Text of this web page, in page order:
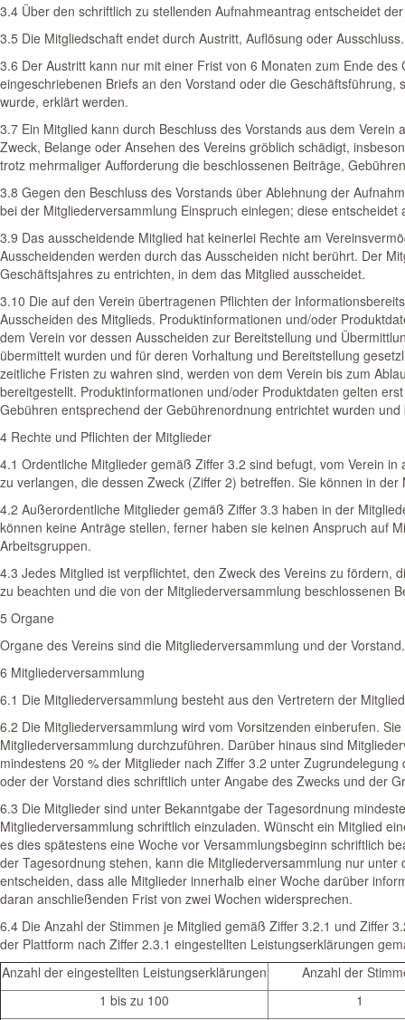
3.4 Über den schriftlich zu stellenden Aufnahmeantrag entscheidet
3.5 Die Mitgliedschaft endet durch Austritt, Auflösung oder Ausschluss.
3.6 Der Austritt kann nur mit einer Frist von 6 Monaten zum Ende des
eingeschriebenen Briefs an den Vorstand oder die Geschäftsführung,
wurde, erklärt werden.
3.7 Ein Mitglied kann durch Beschluss des Vorstands aus dem Verein
Zweck, Belange oder Ansehen des Vereins gröblich schädigt,
trotz mehrmaliger Aufforderung die be­schlossenen Beiträge,
3.8 Gegen den Beschluss des Vorstands über Ablehnung der
bei der Mitgliederversammlung Einspruch einlegen; diese ent­scheidet
3.9 Das ausscheidende Mitglied hat keinerlei Rechte am
Ausscheidenden werden durch das Ausscheiden nicht berührt. Der
Geschäftsjahres zu entrichten, in dem das Mitglied ausscheidet.
3.10 Die auf den Verein übertragenen Pflichten der
Ausscheiden des Mitglieds. Produktinformationen und/oder
dem Verein vor dessen Ausscheiden zur Bereitstellung und
übermittelt wurden und für deren Vorhaltung und Bereitstellung
zeitliche Fristen zu wahren sind, werden von dem Verein bis zum
bereitgestellt. Produktinformationen und/oder Produktdaten gelten
Gebühren entsprechend der Gebührenordnung entrichtet wurden
4 Rechte und Pflichten der Mitglieder
4.1 Ordentliche Mitglieder gemäß Ziffer 3.2 sind befugt, vom Verein
zu verlangen, die dessen Zweck (Ziffer 2) betreffen. Sie können in
4.2 Außerordentliche Mitglieder gemäß Ziffer 3.3 haben in der
können keine Anträge stellen, ferner haben sie keinen Anspruch auf
Arbeitsgruppen.
4.3 Jedes Mitglied ist verpflichtet, den Zweck des Vereins zu fördern,
zu beachten und die von der Mitgliederversammlung beschlossenen
5 Organe
Organe des Vereins sind die Mitgliederversammlung und der Vorstand.
6 Mitgliederversammlung
6.1 Die Mitgliederversammlung besteht aus den Vertretern der
6.2 Die Mitgliederversammlung wird vom Vorsitzenden einberufen.
Mitgliederversammlung durchzuführen. Darüber hinaus sind
mindestens 20 % der Mitglieder nach Ziffer 3.2 unter
oder der Vorstand dies schriftlich unter Angabe des Zwecks und der
6.3 Die Mitglieder sind unter Bekanntgabe der Tagesordnung
Mitgliederversammlung schriftlich einzuladen. Wünscht ein Mitglied
es dies spätestens eine Woche vor Versamm­lungsbeginn schriftlich
der Tagesordnung stehen, kann die Mitgliederversammlung nur unter
entscheiden, dass alle Mitglieder innerhalb einer Woche darüber
daran anschließenden Frist von zwei Wochen widersprechen.
6.4 Die Anzahl der Stimmen je Mitglied gemäß Ziffer 3.2.1 und Ziffer
der Plattform nach Ziffer 2.3.1 eingestellten Leistungserklärungen
Anzahl der eingestellten Leistungserklärungen
Anzahl der
1 bis zu 100
1